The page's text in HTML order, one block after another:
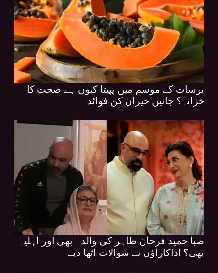
برسات کے موسم میں پپیتا کیوں ہے صحت کا
خزانہ؟ جانیں حیران کن فوائد
صبا حمید فرحان طاہر کی والدہ بھی اور اہلیہ
بھی؟ اداکاراؤں نے سوالات اٹھا دیے